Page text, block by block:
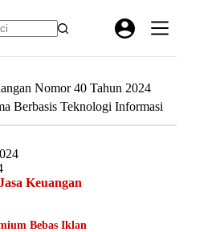
Nomor 40 Tahun 2024
Berbasis Teknologi Informasi
Keuangan
Bebas Iklan